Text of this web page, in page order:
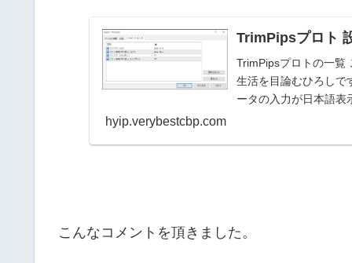
TrimPipsプロト
TrimPipsプロトの一覧
生活を目論むひろしで
ータの入力が日本語表
hyip.verybestcbp.com
こんなコメントを頂きました。